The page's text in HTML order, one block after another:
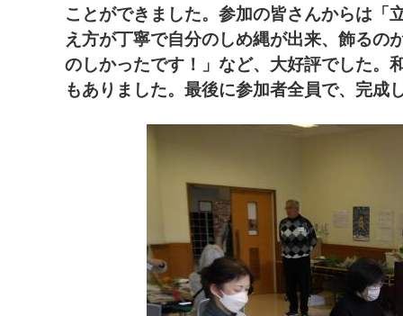
ことができました。 参加の皆さんからは「
え方が丁寧で自分のしめ縄が出来、飾るの
のしかったです！」など、大好評でした。
もありました。 最後に参加者全員で、完成